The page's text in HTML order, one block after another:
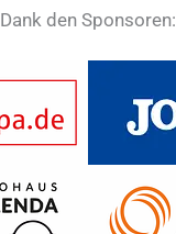
Dank den Sponsoren: